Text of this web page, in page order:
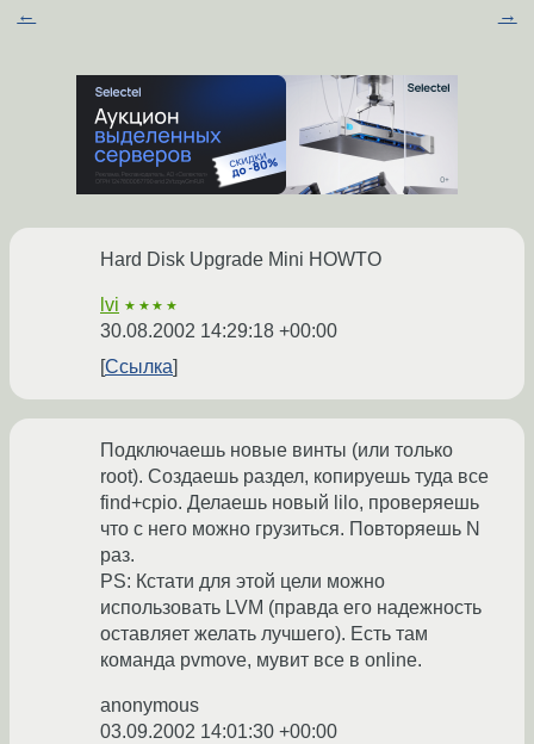
← →
Hard Disk Upgrade Mini HOWTO
lvi ★★★★
30.08.2002 14:29:18 +00:00
Ссылка
Подключаешь новые винты (или только
root). Создаешь раздел, копируешь туда все
find+cpio. Делаешь новый lilo, проверяешь
что с него можно грузиться. Повторяешь N
раз.
PS: Кстати для этой цели можно
использовать LVM (правда его надежность
оставляет желать лучшего). Есть там
команда pvmove, мувит все в online.
anonymous
03.09.2002 14:01:30 +00:00